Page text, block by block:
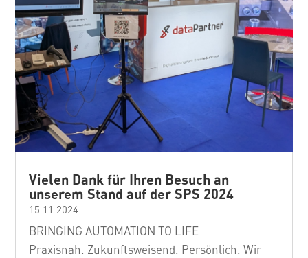
Vielen Dank für Ihren Besuch an
unserem Stand auf der SPS 2024
15.11.2024
BRINGING AUTOMATION TO LIFE
Praxisnah. Zukunftsweisend. Persönlich. Wir